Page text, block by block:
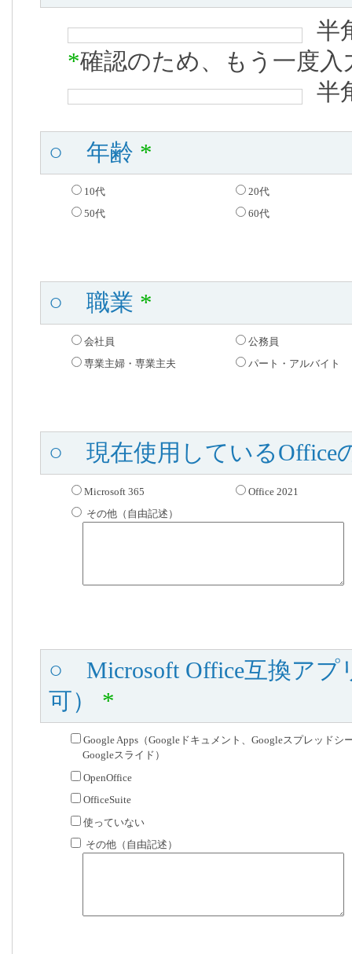
半
*確認のため、もう一度
半
○ 年齢 *
10代 20代
50代 60代
○ 職業 *
会社員 公務員
専業主婦・専業主夫 パート・アルバイト
○ 現在使用しているOffice
Microsoft 365 Office 2021
その他（自由記述）
○ Microsoft Office互換アプ
可） *
Google Apps（Googleドキュメント、Googleスプレッドシ
Googleスライド）
OpenOffice
OfficeSuite
使っていない
その他（自由記述）